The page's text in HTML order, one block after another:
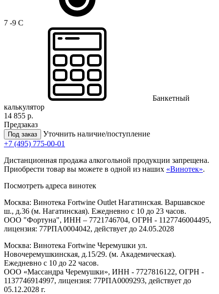
7 -9 C
Банкетный
калькулятор
14 855 р.
Предзаказ
Под заказ
Уточнить наличие/поступление
+7 (495) 775-00-01
Дистанционная продажа алкогольной продукции запрещена.
Приобрести товар вы можете в одной из наших «Винотек».
Посмотреть адреса винотек
Москва: Винотека Fortwine Outlet Нагатинская. Варшавское
ш., д.36 (м. Нагатинская). Ежедневно с 10 до 23 часов.
ООО "Фортуна", ИНН – 7721746704, ОГРН - 1127746004495,
лицензия: 77РПА0004042, действует до 24.05.2028
Москва: Винотека Fortwine Черемушки ул.
Новочеремушкинская, д.15/29. (м. Академическая).
Ежедневно с 10 до 22 часов.
ООО «Массандра Черемушки», ИНН - 7727816122, ОГРН -
1137746914997, лицензия: 77РПА0009293, действует до
05.12.2028 г.